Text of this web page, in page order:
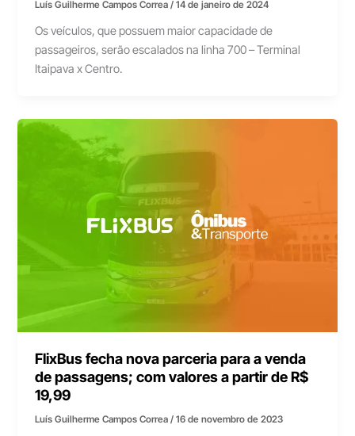
Luís Guilherme Campos Correa/14 de janeiro de 2024
Os veículos, que possuem maior capacidade de
passageiros, serão escalados na linha 700 – Terminal
Itaipava x Centro.
FlixBus fecha nova parceria para a venda
de passagens; com valores a partir de R$
19,99
Luís Guilherme Campos Correa/16 de novembro de 2023